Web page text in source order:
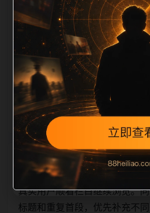
保留同类推荐、上一篇下一篇
要页面点击深度尽量控制在三
用户搜索路径补充三类信息：
有哪些可继续阅读、移动端打
致。每次新增内容后同步检查
canonical、主题图、alt、title和
能被搜索引擎理解，也能让
相关问题与推荐
真实用户顺着栏目继续浏览。
标题和重复首段，优先补充不